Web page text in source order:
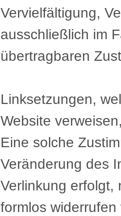
Vervielfältigung,
ausschließlich im
übertragbaren
Linksetzungen,
Website
Eine solche
Veränderung des
Verlinkung erfolgt,
formlos